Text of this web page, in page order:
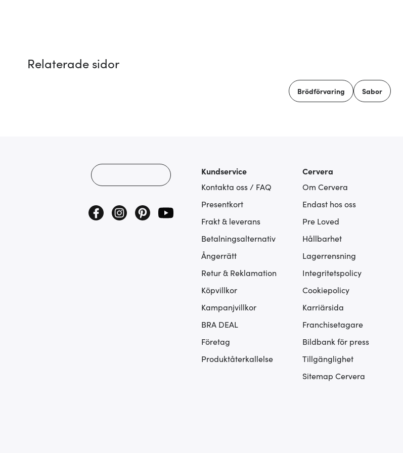
Relaterade sidor
Brödförvaring Sabor
Kundservice
Kontakta oss / FAQ
Presentkort
Frakt & leverans
Betalningsalternativ
Ångerrätt
Retur & Reklamation
Köpvillkor
Kampanjvillkor
BRA DEAL
Företag
Produktåterkallelse
Cervera
Om Cervera
Endast hos oss
Pre Loved
Hållbarhet
Lagerrensning
Integritetspolicy
Cookiepolicy
Karriärsida
Franchisetagare
Bildbank för press
Tillgänglighet
Sitemap Cervera